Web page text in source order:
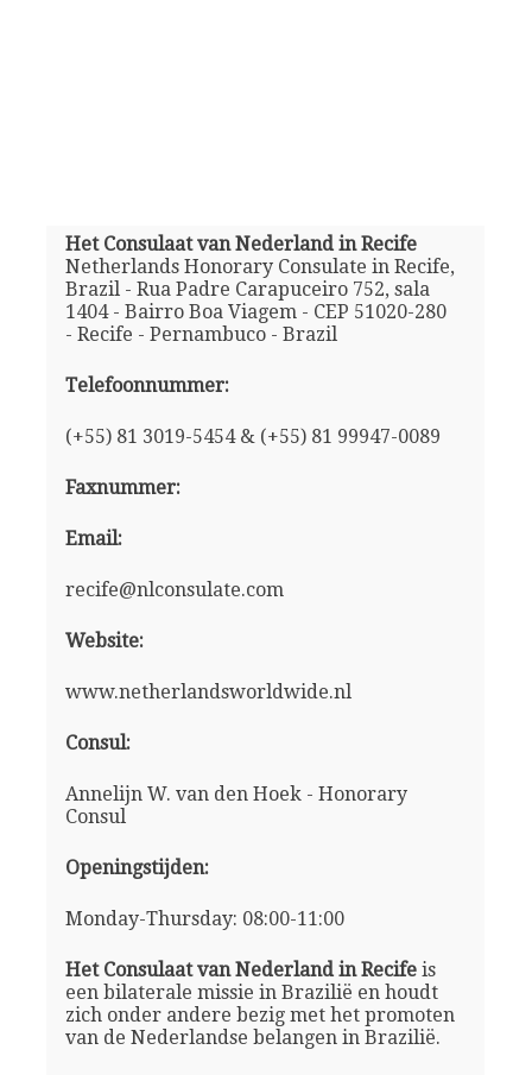
Het Consulaat van Nederland in Recife
Netherlands Honorary Consulate in Recife,
Brazil - Rua Padre Carapuceiro 752, sala
1404 - Bairro Boa Viagem - CEP 51020-280
- Recife - Pernambuco - Brazil
Telefoonnummer:
(+55) 81 3019-5454 & (+55) 81 99947-0089
Faxnummer:
Email:
recife@nlconsulate.com
Website:
www.netherlandsworldwide.nl
Consul:
Annelijn W. van den Hoek - Honorary
Consul
Openingstijden:
Monday-Thursday: 08:00-11:00
Het Consulaat van Nederland in Recife is
een bilaterale missie in Brazilië en houdt
zich onder andere bezig met het promoten
van de Nederlandse belangen in Brazilië.